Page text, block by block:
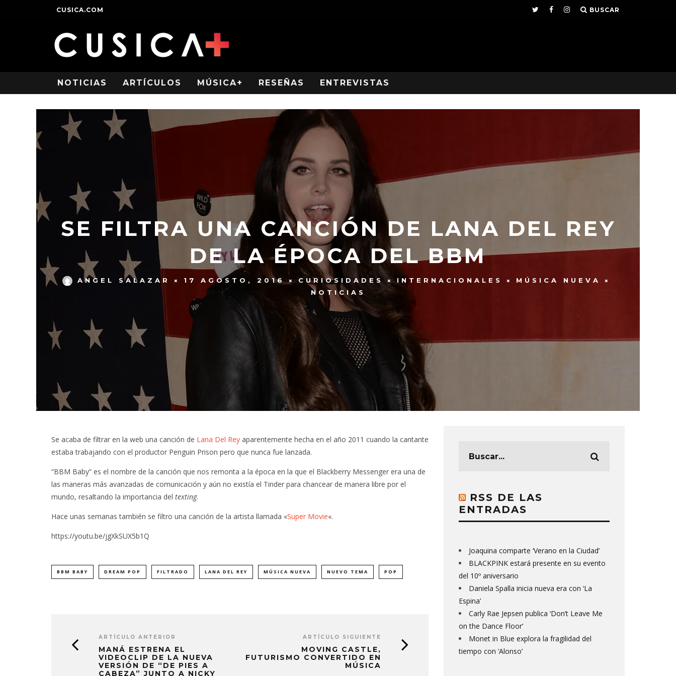
CUSICA.COM BUSCAR
NOTICIAS ARTÍCULOS MÚSICA+ RESEÑAS ENTREVISTAS
SE FILTRA UNA CANCIÓN DE LANA DEL REY
DE LA ÉPOCA DEL BBM
ANGEL SALAZAR 17 AGOSTO, 2016 CURIOSIDADES INTERNACIONALES
MÚSICA NUEVA
NOTICIAS
Se acaba de filtrar en la web una canción de Lana Del Rey aparentemente hecha en el año 2011 cuando la cantante
estaba trabajando con el productor Penguin Prison pero que nunca fue lanzada.
“BBM Baby” es el nombre de la canción que nos remonta a la época en la que el Blackberry Messenger era una de
las maneras más avanzadas de comunicación y aún no existía el Tinder para chancear de manera libre por el
mundo, resaltando la importancia del texting.
Hace unas semanas también se filtro una canción de la artista llamada «Super Movie«.
https://youtu.be/jgXkSUX5b1Q
BBM BABY DREAM POP FILTRADO LANA DEL REY MÚSICA NUEVA NUEVO TEMA POP
ARTÍCULO ANTERIOR
MANÁ ESTRENA EL
VIDEOCLIP DE LA NUEVA
VERSIÓN DE “DE PIES A
CABEZA” JUNTO A NICKY
ARTÍCULO SIGUIENTE
MOVING CASTLE,
FUTURISMO CONVERTIDO EN
MÚSICA
RSS DE LAS
ENTRADAS
Joaquina comparte ‘Verano en la Ciudad’
BLACKPINK estará presente en su evento
del 10º aniversario
Daniela Spalla inicia nueva era con ‘La
Espina’
Carly Rae Jepsen publica ‘Don’t Leave Me
on the Dance Floor’
Monet in Blue explora la fragilidad del
tiempo con ‘Alonso’